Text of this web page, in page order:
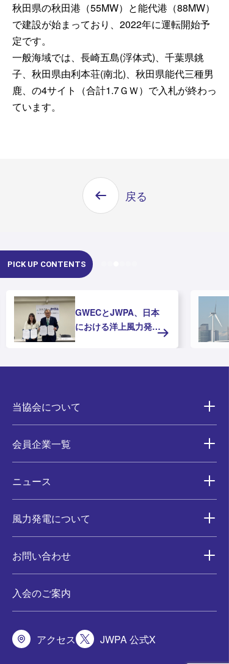
秋田県の秋田港（55MW）と能代港（88MW）
で建設が始まっており、2022年に運転開始予
定です。
一般海域では、長崎五島(浮体式)、千葉県銚
子、秋田県由利本荘(南北)、秋田県能代三種男
鹿、の4サイト（合計1.7ＧＷ）で入札が終わっ
ています。
戻る
PICK UP CONTENTS
GWECとJWPA、日本
における洋上風力発電
当協会について
会員企業一覧
ニュース
風力発電について
お問い合わせ
入会のご案内
アクセス JWPA 公式X